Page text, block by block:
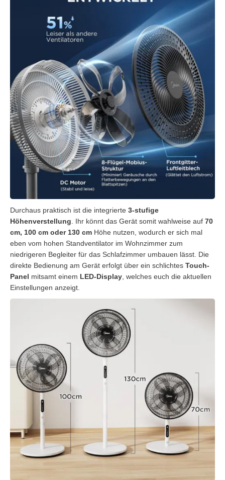
Durchaus praktisch ist die integrierte 3-stufige
Höhenverstellung . Ihr könnt das Gerät somit wahlweise auf 70
cm, 100 cm oder 130 cm Höhe nutzen, wodurch er sich mal
eben vom hohen Standventilator im Wohnzimmer zum
niedrigeren Begleiter für das Schlafzimmer umbauen lässt. Die
direkte Bedienung am Gerät erfolgt über ein schlichtes Touch-
Panel mitsamt einem LED-Display , welches euch die aktuellen
Einstellungen anzeigt.